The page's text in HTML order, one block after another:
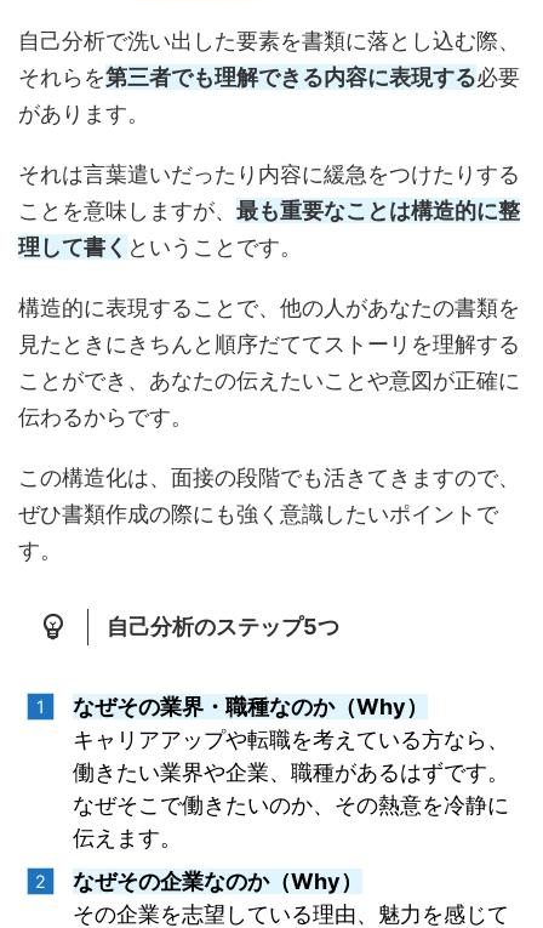
自己分析で洗い出した要素を書類に落とし込む際、
それらを第三者でも理解できる内容に表現する必要
があります。
それは言葉遣いだったり内容に緩急をつけたりする
ことを意味しますが、 最も重要なことは構造的に整
理して書く ということです。
構造的に表現することで、他の人があなたの書類を
見たときにきちんと順序だててストーリを理解する
ことができ、あなたの伝えたいことや意図が正確に
伝わるからです。
この構造化は、面接の段階でも活きてきますので、
ぜひ書類作成の際にも強く意識したいポイントで
す。
自己分析のステップ5つ
なぜその業界・職種なのか（Why）
キャリアアップや転職を考えている方なら、
働きたい業界や企業、職種があるはずです。
なぜそこで働きたいのか、その熱意を冷静に
伝えます。
なぜその企業なのか（Why）
その企業を志望している理由、魅力を感じて